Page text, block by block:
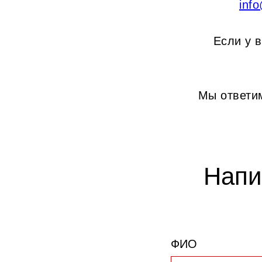
Если у
Мы
ФИО